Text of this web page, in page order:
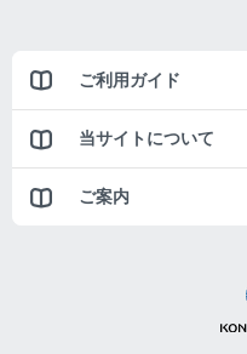
ご利用ガイド
当サイトについて
ご案内